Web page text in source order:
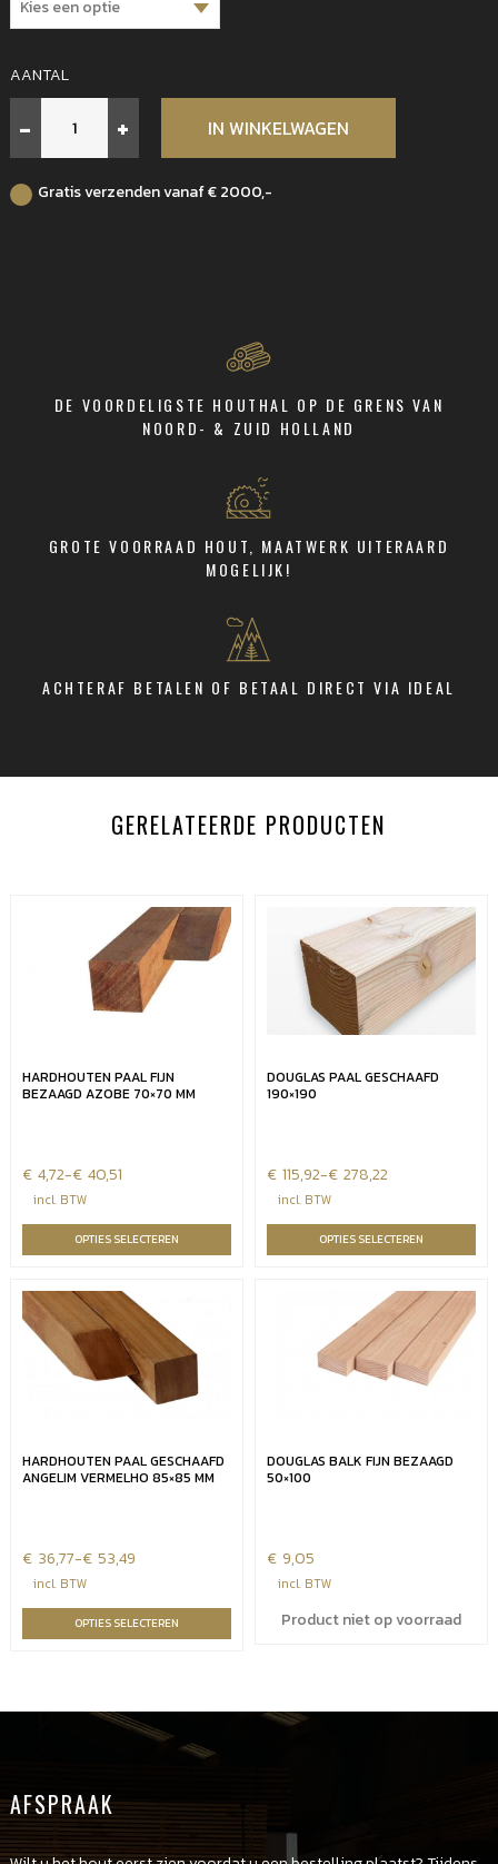
AANTAL
-
halfhouts
profiel
19x170
+ IN WINKELWAGEN
Gratis verzenden vanaf € 2000,-
DE VOORDELIGSTE HOUTHAL OP DE GRENS VAN
NOORD- & ZUID HOLLAND
GROTE VOORRAAD HOUT, MAATWERK UITERAARD
MOGELIJK!
ACHTERAF BETALEN OF BETAAL DIRECT VIA IDEAL
GERELATEERDE PRODUCTEN
HARDHOUTEN PAAL FIJN
BEZAAGD AZOBE 70×70 MM
€ 4,72-€ 40,51
Prijsklasse:
€4,72
tot
incl. BTW
OPTIES SELECTEREN
DOUGLAS PAAL GESCHAAFD
190×190
€ 115,92-€ 278,22
Prijsklasse:
€115,92
tot
€278,22
incl. BTW
OPTIES SELECTEREN
HARDHOUTEN PAAL GESCHAAFD
ANGELIM VERMELHO 85×85 MM
€ 36,77-€ 53,49
Prijsklasse:
€36,77
tot
incl. BTW
OPTIES SELECTEREN
DOUGLAS BALK FIJN BEZAAGD
50×100
€ 9,05
incl. BTW
Product niet op voorraad
AFSPRAAK